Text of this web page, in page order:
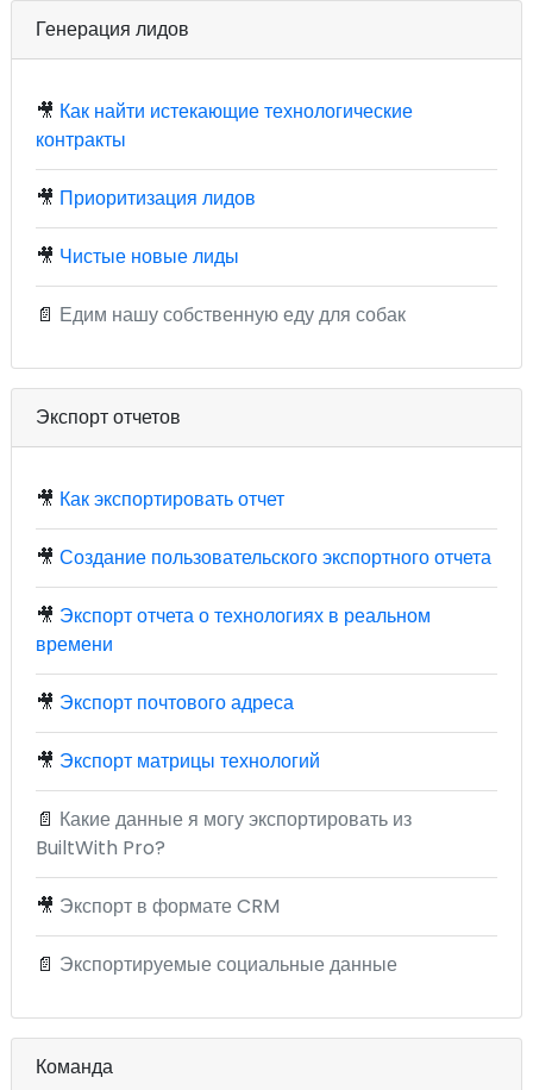
Генерация лидов
🎥 Как найти истекающие технологические
контракты
🎥 Приоритизация лидов
🎥 Чистые новые лиды
📄 Едим нашу собственную еду для собак
Экспорт отчетов
🎥 Как экспортировать отчет
🎥 Создание пользовательского экспортного отчета
🎥 Экспорт отчета о технологиях в реальном
времени
🎥 Экспорт почтового адреса
🎥 Экспорт матрицы технологий
📄 Какие данные я могу экспортировать из
BuiltWith Pro?
🎥 Экспорт в формате CRM
📄 Экспортируемые социальные данные
Команда